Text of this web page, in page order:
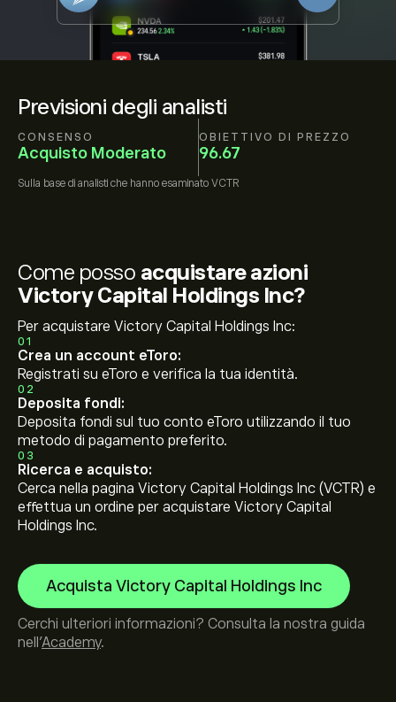
Previsioni degli analisti
CONSENSO
Acquisto Moderato
OBIETTIVO DI PREZZO
96.67
Sulla base di analisti che hanno esaminato VCTR
Come posso acquistare azioni
Victory Capital Holdings Inc?
Per acquistare Victory Capital Holdings Inc:
01
Crea un account eToro:
Registrati su eToro e verifica la tua identità.
02
Deposita fondi:
Deposita fondi sul tuo conto eToro utilizzando il tuo
metodo di pagamento preferito.
03
Ricerca e acquisto:
Cerca nella pagina Victory Capital Holdings Inc (VCTR) e
effettua un ordine per acquistare Victory Capital
Holdings Inc.
Acquista Victory Capital Holdings Inc
Cerchi ulteriori informazioni? Consulta la nostra guida
nell’Academy.